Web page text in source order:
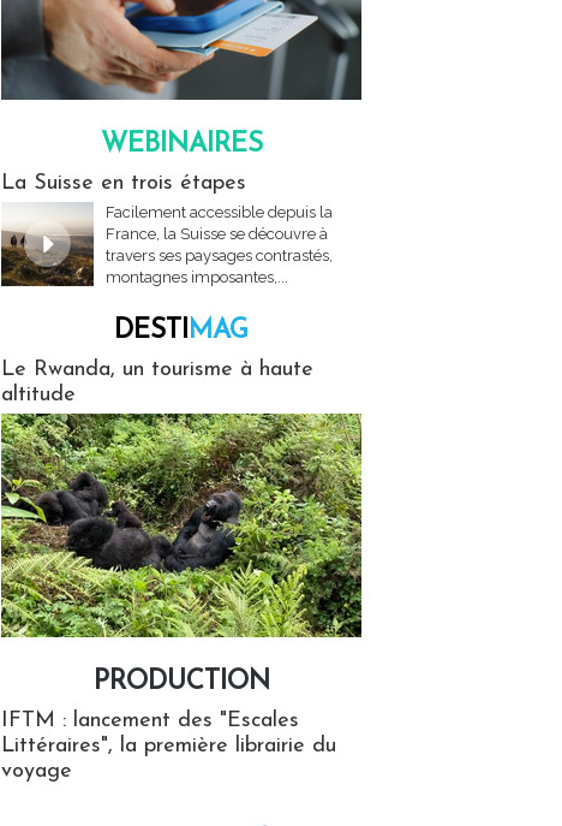
WEBINAIRES
La Suisse en trois étapes
Facilement accessible depuis la
France, la Suisse se découvre à
travers ses paysages contrastés,
montagnes imposantes,...
DESTIMAG
Le Rwanda, un tourisme à haute
altitude
PRODUCTION
IFTM : lancement des "Escales
Littéraires", la première librairie du
voyage